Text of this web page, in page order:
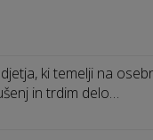
ki temelji na
in trdim delo…